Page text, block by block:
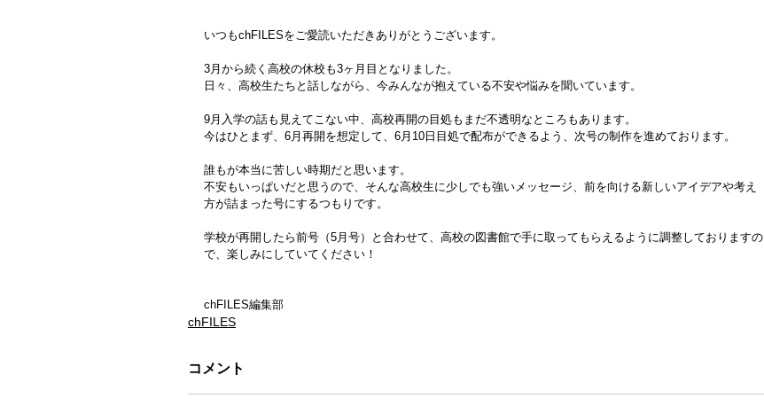
いつもchFILESをご愛読いただきありがとうございます。
3月から続く高校の休校も3ヶ月目となりました。
日々、高校生たちと話しながら、今みんなが抱えている不安や悩みを聞いています。
9月入学の話も見えてこない中、高校再開の目処もまだ不透明なところもあります。
今はひとまず、6月再開を想定して、6月10日目処で配布ができるよう、次号の制作を進めております。
誰もが本当に苦しい時期だと思います。
不安もいっぱいだと思うので、そんな高校生に少しでも強いメッセージ、前を向ける新しいアイデアや考え
方が詰まった号にするつもりです。
学校が再開したら前号（5月号）と合わせて、高校の図書館で手に取ってもらえるように調整しておりますの
で、楽しみにしていてください！
chFILES編集部
chFILES
コメント